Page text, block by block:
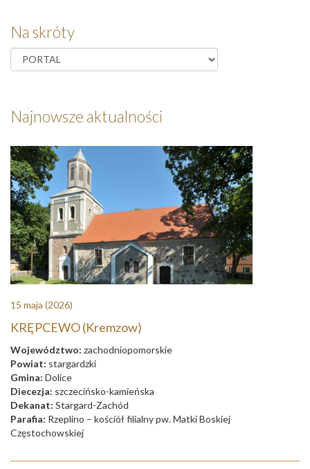
Na skróty
Najnowsze aktualności
15 maja (2026)
KRĘPCEWO (Kremzow)
Województwo: zachodniopomorskie
Powiat: stargardzki
Gmina: Dolice
Diecezja: szczecińsko-kamieńska
Dekanat: Stargard-Zachód
Parafia: Rzeplino – kościół filialny pw. Matki Boskiej
Częstochowskiej